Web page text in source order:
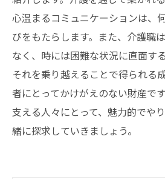
心温まるコミュニケーションは、
びをもたらします。また、介護職
なく、時には困難な状況に直面す
それを乗り越えることで得られる
者にとってかけがえのない財産で
支える人々にとって、魅力的でや
緒に探求していきましょう。